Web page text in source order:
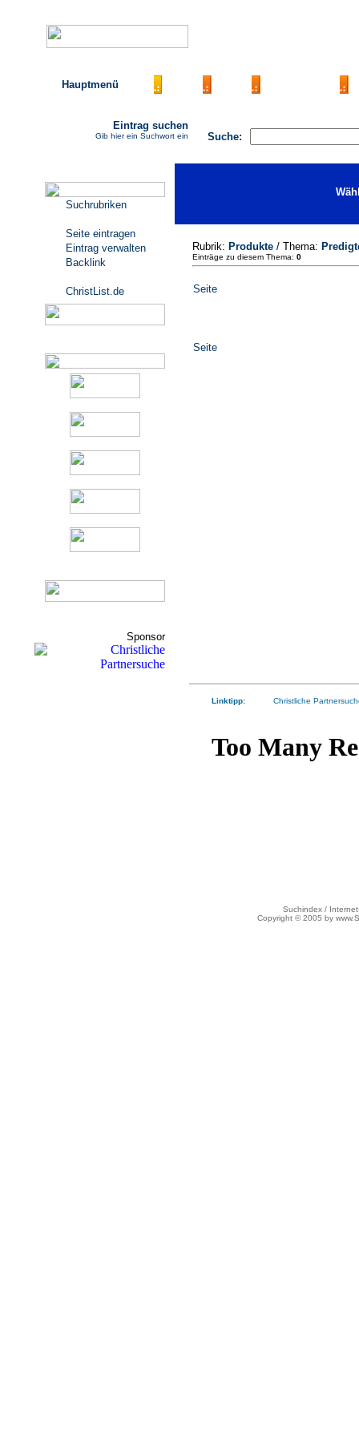
Hauptmenü
Suche:
Eintrag suchen
Gib hier ein Suchwort ein
Suchrubriken
Seite eintragen
Eintrag verwalten
Backlink
ChristList.de
Sponsor
Rubrik: Produkte/ Thema:
Einträge zu diesem Thema: 0
Seite
Seite
Linktipp: Christliche
Suchindex /
Copyright © 2005 by